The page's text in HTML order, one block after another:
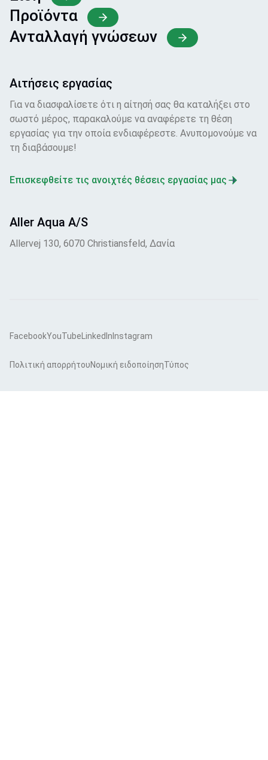
Προϊόντα
Ανταλλαγή γνώσεων
Αιτήσεις εργασίας
Για να διασφαλίσετε ότι η αίτησή σας θα καταλήξει στο
σωστό μέρος, παρακαλούμε να αναφέρετε τη θέση
εργασίας για την οποία ενδιαφέρεστε. Ανυπομονούμε να
τη διαβάσουμε!
Επισκεφθείτε τις ανοιχτές θέσεις εργασίας μας
Aller Aqua A/S
Allervej 130, 6070 Christiansfeld, Δανία
FacebookYouTube LinkedIn Instagram
Πολιτική απορρήτουΝομική ειδοποίησηΤύπος